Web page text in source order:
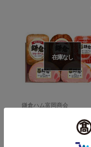
在庫なし
鎌倉ハム富岡商会